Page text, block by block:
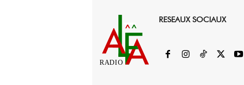
RADIO
RESEAUX SOCIAUX